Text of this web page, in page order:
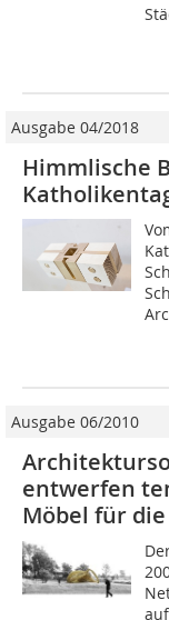
Ausgabe 04/2018
Himmlische
Ausgabe 06/2010
entwerfen
Möbel für